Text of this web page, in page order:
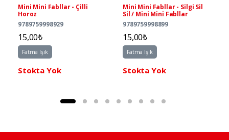
Mini Mini Fabllar - Çilli
Horoz
9789759998929
15,00₺
Fatma Işık
Stokta Yok
Mini Mini Fabllar - Silgi Sil
Sil / Mini Mini Fabllar
9789759998899
15,00₺
Fatma Işık
Stokta Yok